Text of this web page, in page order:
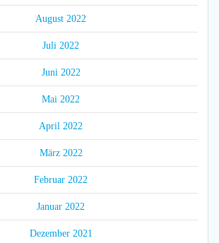
August 2022
Juli 2022
Juni 2022
Mai 2022
April 2022
März 2022
Februar 2022
Januar 2022
Dezember 2021